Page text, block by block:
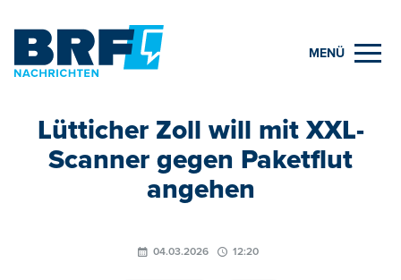
MENÜ
Lütticher Zoll will mit XXL-
Scanner gegen Paketflut
angehen
04.03.2026 12:20